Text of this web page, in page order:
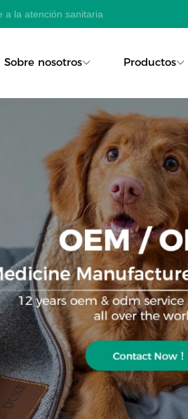
a la atención sanitaria
Sobre nosotros Productos